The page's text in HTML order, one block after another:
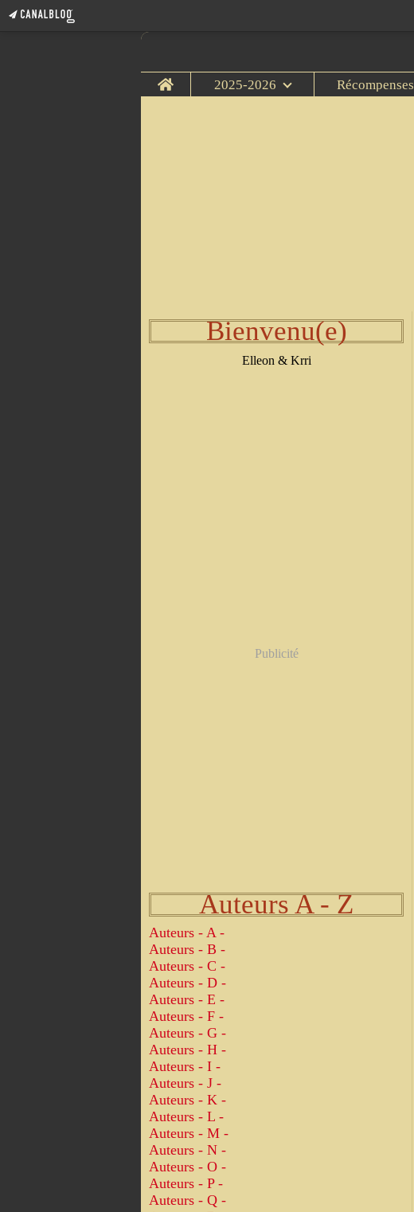
Home 2025-2026 Récompenses
Bienvenu(e)
Elleon & Krri
Publicité
Auteurs A - Z
Auteurs - A -
Auteurs - B -
Auteurs - C -
Auteurs - D -
Auteurs - E -
Auteurs - F -
Auteurs - G -
Auteurs - H -
Auteurs - I -
Auteurs - J -
Auteurs - K -
Auteurs - L -
Auteurs - M -
Auteurs - N -
Auteurs - O -
Auteurs - P -
Auteurs - Q -